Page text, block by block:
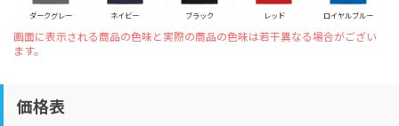
ダークグレー ネイビー ブラック レッド ロイヤルブルー
画面に表示される商品の色味と実際の商品の色味は若干異なる場合がござい
ます。
価格表